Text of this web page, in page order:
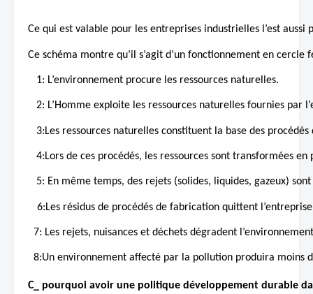
Ce qui est valable pour les entreprises industrielles l’est
Ce schéma montre qu’il s’agit d’un fonctionnement en cercle
1: L’environnement procure les ressources naturelles.
2: L’Homme exploite les ressources naturelles fournies par
3:Les ressources naturelles constituent la base des
4:Lors de ces procédés, les ressources sont transformées en
5: En même temps, des rejets (solides, liquides, gazeux)
6:Les résidus de procédés de fabrication quittent
7: Les rejets, nuisances et déchets dégradent
8:Un environnement affecté par la pollution produira moins
C_ pourquoi avoir une politique développement durable